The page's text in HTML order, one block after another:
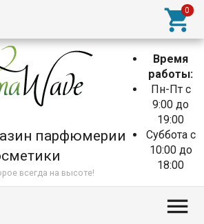
парфюмерии
всегда на высоте!
Время
работы:
Пн-Пт с
9:00 до
19:00
Суббота с
10:00 до
18:00